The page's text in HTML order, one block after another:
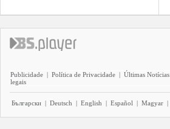
Publicidade | Política de Privacidade | Últimas Notícias
legais
Български | Deutsch | English | Español | Magyar |